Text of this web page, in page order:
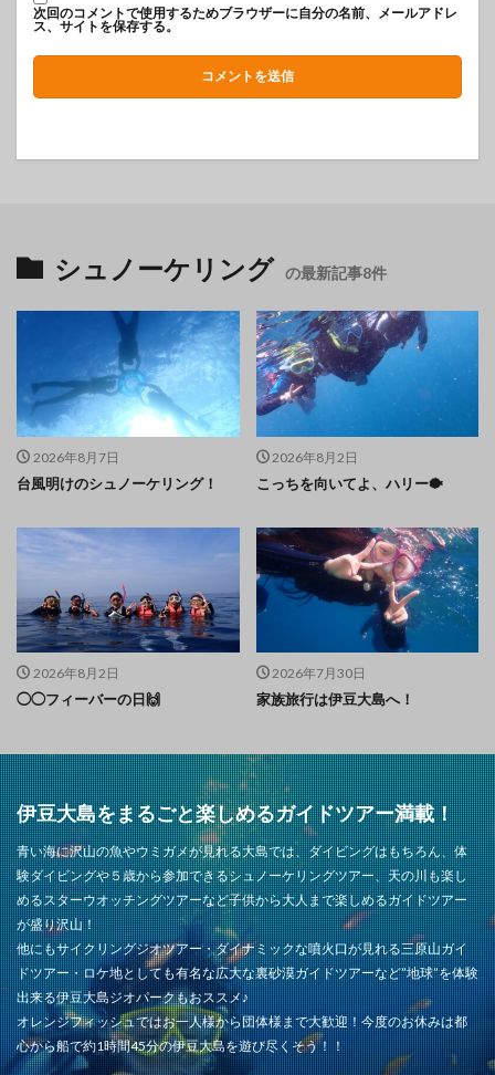
次回のコメントで使用するためブラウザーに自分の名前、メールアドレ
ス、サイトを保存する。
シュノーケリング の最新記事8件
2026年8月7日
台風明けのシュノーケリング！
2026年8月2日
こっちを向いてよ、ハリー🐡
2026年8月2日
◯◯フィーバーの日🙌
2026年7月30日
家族旅行は伊豆大島へ！
伊豆大島をまるごと楽しめるガイドツアー満載！
青い海に沢山の魚やウミガメが見れる大島では、ダイビングはもちろん、体
験ダイビングや５歳から参加できるシュノーケリングツアー、天の川も楽し
めるスターウオッチングツアーなど子供から大人まで楽しめるガイドツアー
が盛り沢山！
他にもサイクリングジオツアー・ダイナミックな噴火口が見れる三原山ガイ
ドツアー・ロケ地としても有名な広大な裏砂漠ガイドツアーなど”地球”を体験
出来る伊豆大島ジオパークもおススメ♪
オレンジフィッシュではお一人様から団体様まで大歓迎！今度のお休みは都
心から船で約1時間45分の伊豆大島を遊び尽くそう！！